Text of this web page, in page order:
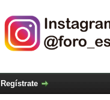
Regístrate